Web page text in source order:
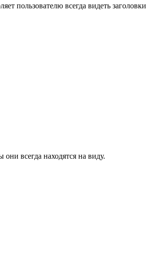
пользователю всегда видеть заголовки
всегда находятся на виду.